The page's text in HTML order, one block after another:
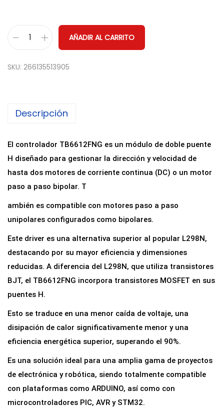
n
o
a
d
o
r
o
t
o
r
D
u
a
l
B
6
6
1
AÑADIR AL CARRITO
SKU: 266135513905
Descripción
El controlador TB6612FNG es un módulo de doble puente
H diseñado para gestionar la dirección y velocidad de
hasta dos motores de corriente continua (DC) o un motor
paso a paso bipolar. T
ambién es compatible con motores paso a paso
unipolares configurados como bipolares.
Este driver es una alternativa superior al popular L298N,
destacando por su mayor eficiencia y dimensiones
reducidas. A diferencia del L298N, que utiliza transistores
BJT, el TB6612FNG incorpora transistores MOSFET en sus
puentes H.
Esto se traduce en una menor caída de voltaje, una
disipación de calor significativamente menor y una
eficiencia energética superior, superando el 90%.
Es una solución ideal para una amplia gama de proyectos
de electrónica y robótica, siendo totalmente compatible
con plataformas como ARDUINO, así como con
microcontroladores PIC, AVR y STM32.